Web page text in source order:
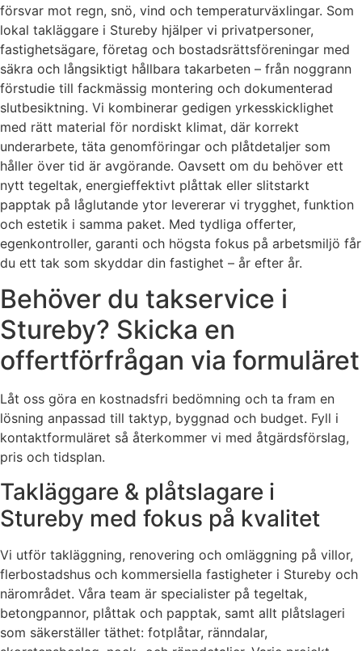
försvar mot regn, snö, vind och temperaturväxlingar. Som
lokal takläggare i Stureby hjälper vi privatpersoner,
fastighetsägare, företag och bostadsrättsföreningar med
säkra och långsiktigt hållbara takarbeten – från noggrann
förstudie till fackmässig montering och dokumenterad
slutbesiktning. Vi kombinerar gedigen yrkesskicklighet
med rätt material för nordiskt klimat, där korrekt
underarbete, täta genomföringar och plåtdetaljer som
håller över tid är avgörande. Oavsett om du behöver ett
nytt tegeltak, energieffektivt plåttak eller slitstarkt
papptak på låglutande ytor levererar vi trygghet, funktion
och estetik i samma paket. Med tydliga offerter,
egenkontroller, garanti och högsta fokus på arbetsmiljö får
du ett tak som skyddar din fastighet – år efter år.
Behöver du takservice i
Stureby? Skicka en
offertförfrågan via formuläret
Låt oss göra en kostnadsfri bedömning och ta fram en
lösning anpassad till taktyp, byggnad och budget. Fyll i
kontaktformuläret så återkommer vi med åtgärdsförslag,
pris och tidsplan.
Takläggare & plåtslagare i
Stureby med fokus på kvalitet
Vi utför takläggning, renovering och omläggning på villor,
flerbostadshus och kommersiella fastigheter i Stureby och
närområdet. Våra team är specialister på tegeltak,
betongpannor, plåttak och papptak, samt allt plåtslageri
som säkerställer täthet: fotplåtar, ränndalar,